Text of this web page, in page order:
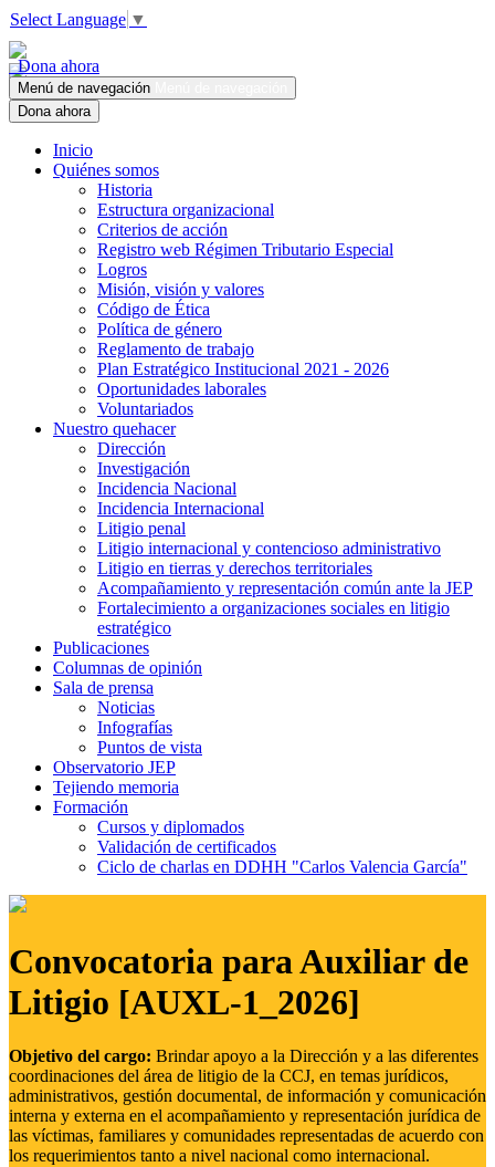
Select Language ▼
Dona ahora
Menú de navegación
Dona ahora
Inicio
Quiénes somos
Historia
Estructura organizacional
Criterios de acción
Registro web Régimen Tributario Especial
Logros
Misión, visión y valores
Código de Ética
Política de género
Reglamento de trabajo
Plan Estratégico Institucional 2021 - 2026
Oportunidades laborales
Voluntariados
Nuestro quehacer
Dirección
Investigación
Incidencia Nacional
Incidencia Internacional
Litigio penal
Litigio internacional y contencioso administrativo
Litigio en tierras y derechos territoriales
Acompañamiento y representación común ante la JEP
Fortalecimiento a organizaciones sociales en litigio
estratégico
Publicaciones
Columnas de opinión
Sala de prensa
Noticias
Infografías
Puntos de vista
Observatorio JEP
Tejiendo memoria
Formación
Cursos y diplomados
Validación de certificados
Ciclo de charlas en DDHH "Carlos Valencia García"
Convocatoria para Auxiliar de
Litigio [AUXL-1_2026]
Objetivo del cargo: Brindar apoyo a la Dirección y a las diferentes
coordinaciones del área de litigio de la CCJ, en temas jurídicos,
administrativos, gestión documental, de información y comunicación
interna y externa en el acompañamiento y representación jurídica de
las víctimas, familiares y comunidades representadas de acuerdo con
los requerimientos tanto a nivel nacional como internacional.